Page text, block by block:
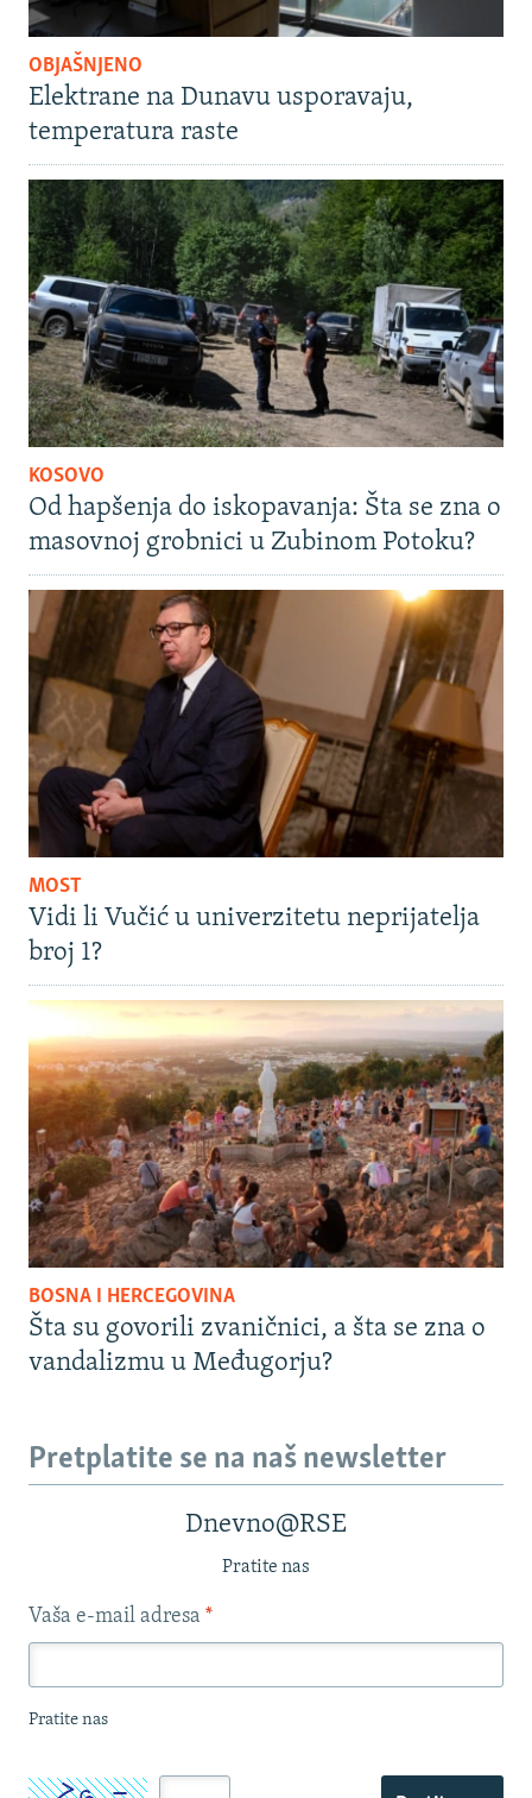
OBJAŠNJENO
Elektrane na Dunavu usporavaju,
temperatura raste
KOSOVO
Od hapšenja do iskopavanja: Šta se zna o
masovnoj grobnici u Zubinom Potoku?
MOST
Vidi li Vučić u univerzitetu neprijatelja
broj 1?
BOSNA I HERCEGOVINA
Šta su govorili zvaničnici, a šta se zna o
vandalizmu u Međugorju?
Pretplatite se na naš newsletter
Dnevno@RSE
Pratite nas
Vaša e-mail adresa *
Pratite nas